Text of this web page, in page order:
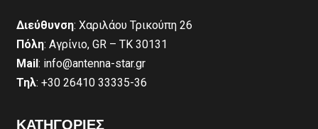
Διεύθυνση: Χαριλάου Τρικούπη 26
Πόλη: Αγρίνιο, GR – ΤΚ 30131
Mail: info@antenna-star.gr
Τηλ: +30 26410 33335-36
ΚΑΤΗΓΟΡΙΕΣ